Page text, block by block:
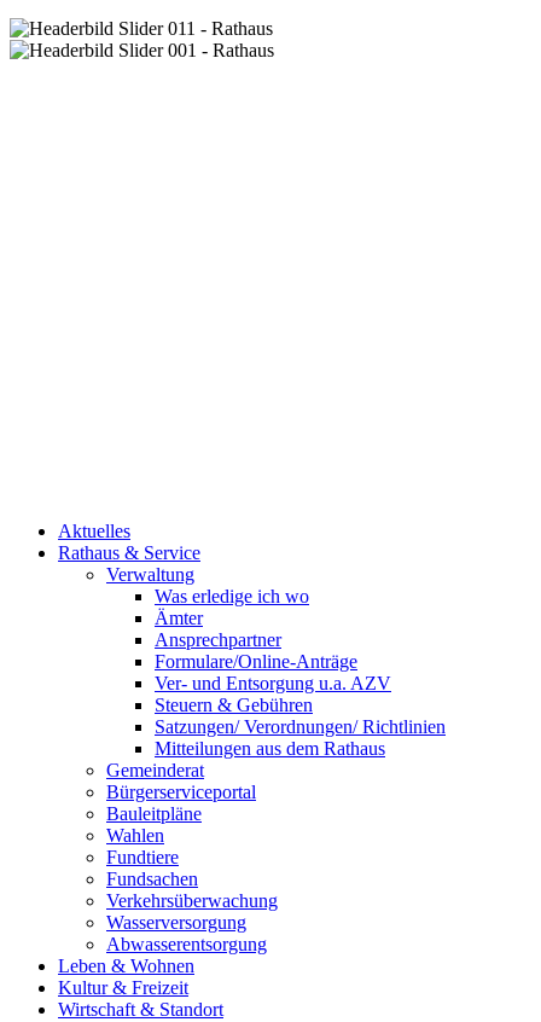
Aktuelles
Rathaus & Service
Verwaltung
Was erledige ich wo
Ämter
Ansprechpartner
Formulare/Online-Anträge
Ver- und Entsorgung u.a. AZV
Steuern & Gebühren
Satzungen/ Verordnungen/ Richtlinien
Mitteilungen aus dem Rathaus
Gemeinderat
Bürgerserviceportal
Bauleitpläne
Wahlen
Fundtiere
Fundsachen
Verkehrsüberwachung
Wasserversorgung
Abwasserentsorgung
Leben & Wohnen
Kultur & Freizeit
Wirtschaft & Standort